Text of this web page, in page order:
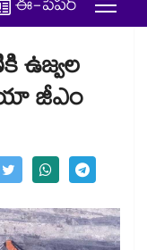
ఈ-పేపర్
ఉజ్వల
జీఎం